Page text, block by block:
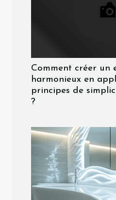
Comment créer un
harmonieux en
principes de
?